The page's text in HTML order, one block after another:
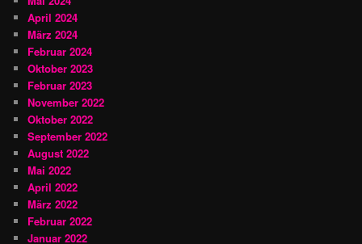
April 2024
März 2024
Februar 2024
Oktober 2023
Februar 2023
November 2022
Oktober 2022
September 2022
August 2022
Mai 2022
April 2022
März 2022
Februar 2022
Januar 2022